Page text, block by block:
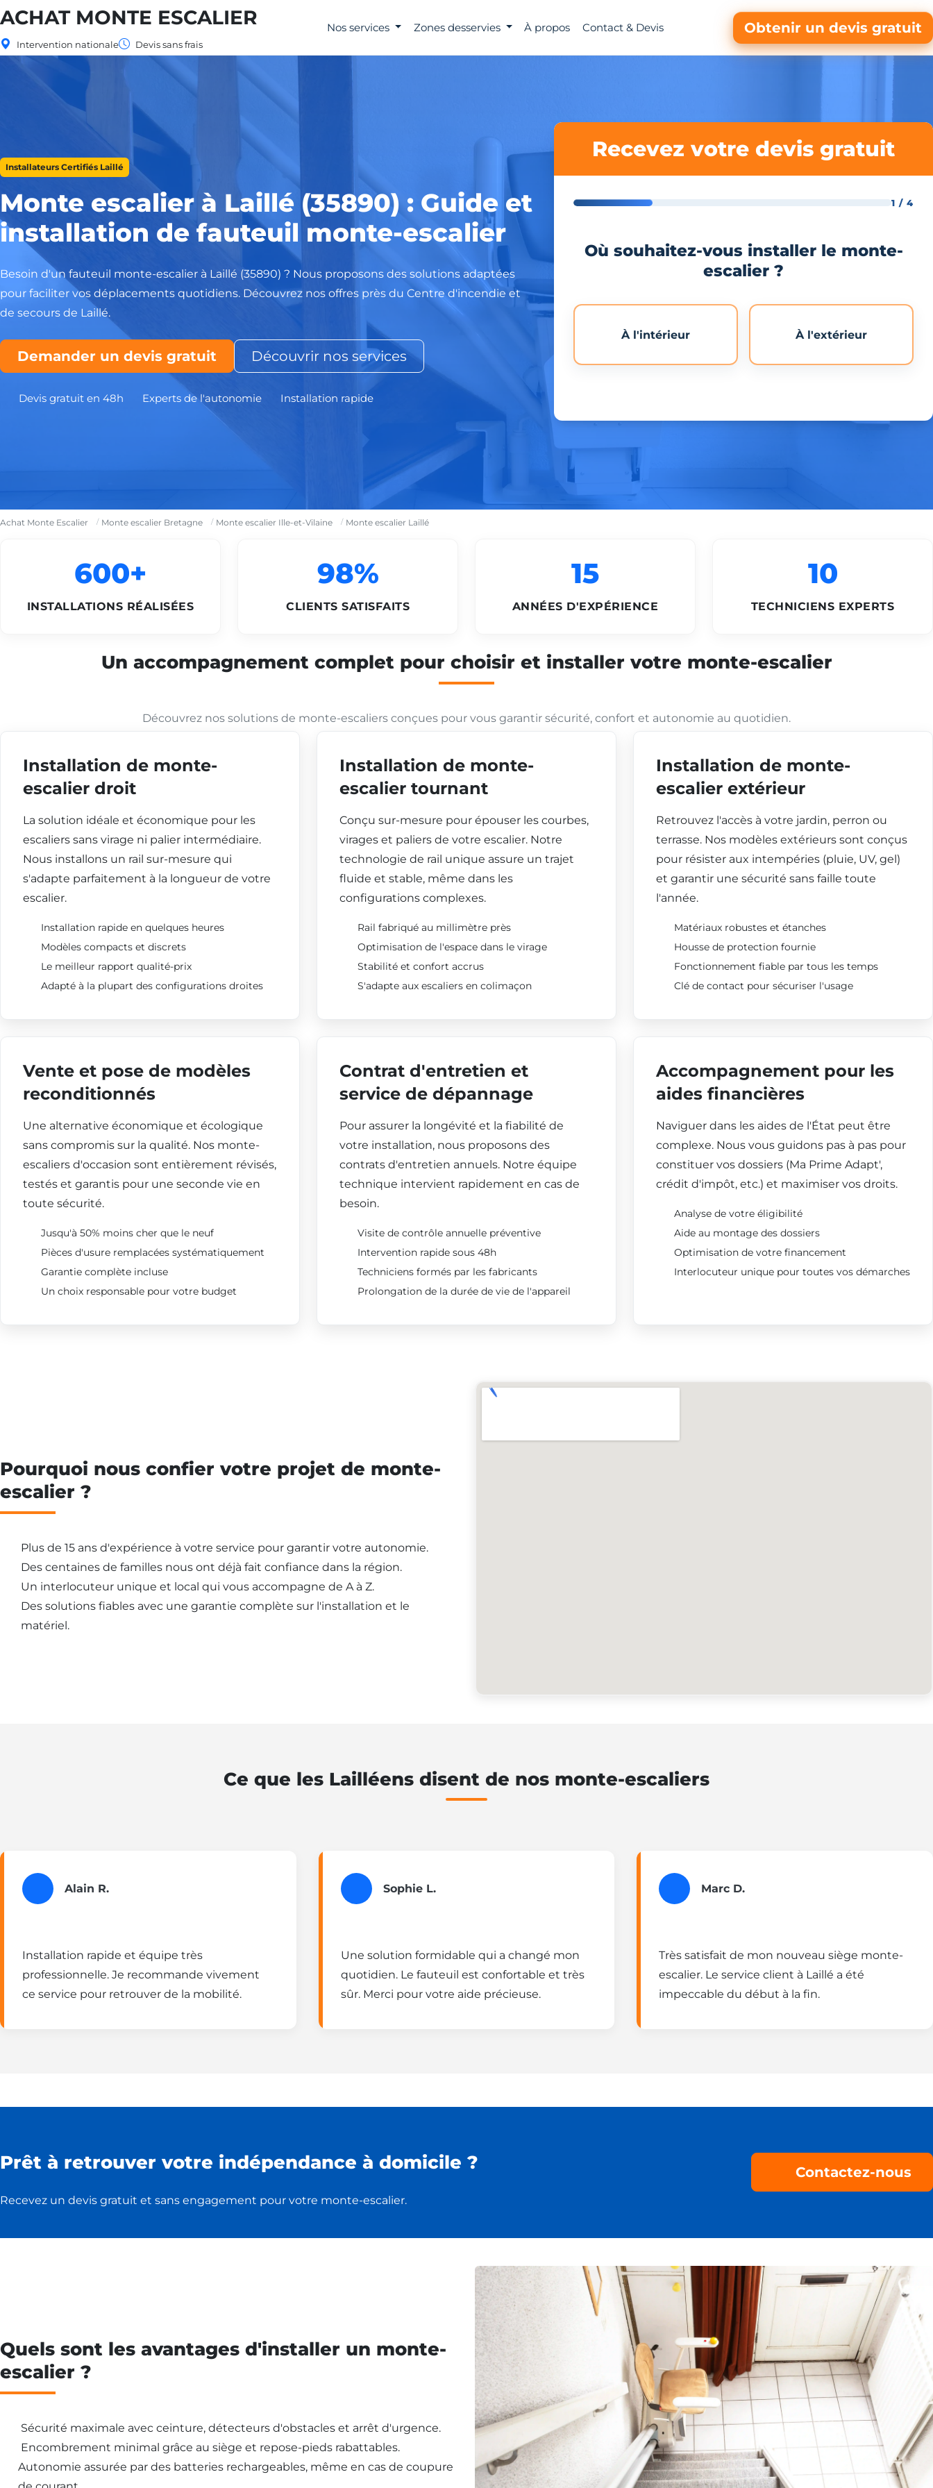
ACHAT MONTE ESCALIER
Intervention nationale Devis sans frais
Nos services Zones desservies À propos Contact & Devis Obtenir un devis gratuit
Installateurs Certifiés Laillé
Monte escalier à Laillé (35890) : Guide et
installation de fauteuil monte-escalier
Besoin d'un fauteuil monte-escalier à Laillé (35890) ? Nous proposons des solutions adaptées
pour faciliter vos déplacements quotidiens. Découvrez nos offres près du Centre d'incendie et
de secours de Laillé.
Demander un devis gratuit Découvrir nos services
Devis gratuit en 48h Experts de l'autonomie Installation rapide
Recevez votre devis gratuit
1 / 4
Où souhaitez-vous installer le monte-
escalier ?
À l'intérieur À l'extérieur
Achat Monte Escalier Monte escalier Bretagne Monte escalier Ille-et-Vilaine Monte escalier Laillé
600+
INSTALLATIONS RÉALISÉES
98%
CLIENTS SATISFAITS
15
ANNÉES D'EXPÉRIENCE
10
TECHNICIENS EXPERTS
Un accompagnement complet pour choisir et installer votre monte-escalier
Découvrez nos solutions de monte-escaliers conçues pour vous garantir sécurité, confort et autonomie au quotidien.
Installation de monte-
escalier droit
La solution idéale et économique pour les
escaliers sans virage ni palier intermédiaire.
Nous installons un rail sur-mesure qui
s'adapte parfaitement à la longueur de votre
escalier.
Installation rapide en quelques heures
Modèles compacts et discrets
Le meilleur rapport qualité-prix
Adapté à la plupart des configurations droites
Installation de monte-
escalier tournant
Conçu sur-mesure pour épouser les courbes,
virages et paliers de votre escalier. Notre
technologie de rail unique assure un trajet
fluide et stable, même dans les
configurations complexes.
Rail fabriqué au millimètre près
Optimisation de l'espace dans le virage
Stabilité et confort accrus
S'adapte aux escaliers en colimaçon
Installation de monte-
escalier extérieur
Retrouvez l'accès à votre jardin, perron ou
terrasse. Nos modèles extérieurs sont conçus
pour résister aux intempéries (pluie, UV, gel)
et garantir une sécurité sans faille toute
l'année.
Matériaux robustes et étanches
Housse de protection fournie
Fonctionnement fiable par tous les temps
Clé de contact pour sécuriser l'usage
Vente et pose de modèles
reconditionnés
Une alternative économique et écologique
sans compromis sur la qualité. Nos monte-
escaliers d'occasion sont entièrement révisés,
testés et garantis pour une seconde vie en
toute sécurité.
Jusqu'à 50% moins cher que le neuf
Pièces d'usure remplacées systématiquement
Garantie complète incluse
Un choix responsable pour votre budget
Contrat d'entretien et
service de dépannage
Pour assurer la longévité et la fiabilité de
votre installation, nous proposons des
contrats d'entretien annuels. Notre équipe
technique intervient rapidement en cas de
besoin.
Visite de contrôle annuelle préventive
Intervention rapide sous 48h
Techniciens formés par les fabricants
Prolongation de la durée de vie de l'appareil
Accompagnement pour les
aides financières
Naviguer dans les aides de l'État peut être
complexe. Nous vous guidons pas à pas pour
constituer vos dossiers (Ma Prime Adapt',
crédit d'impôt, etc.) et maximiser vos droits.
Analyse de votre éligibilité
Aide au montage des dossiers
Optimisation de votre financement
Interlocuteur unique pour toutes vos démarches
Pourquoi nous confier votre projet de monte-
escalier ?
Plus de 15 ans d'expérience à votre service pour garantir votre autonomie.
Des centaines de familles nous ont déjà fait confiance dans la région.
Un interlocuteur unique et local qui vous accompagne de A à Z.
Des solutions fiables avec une garantie complète sur l'installation et le
matériel.
Ce que les Lailléens disent de nos monte-escaliers
Alain R.
Installation rapide et équipe très
professionnelle. Je recommande vivement
ce service pour retrouver de la mobilité.
Sophie L.
Une solution formidable qui a changé mon
quotidien. Le fauteuil est confortable et très
sûr. Merci pour votre aide précieuse.
Marc D.
Très satisfait de mon nouveau siège monte-
escalier. Le service client à Laillé a été
impeccable du début à la fin.
Prêt à retrouver votre indépendance à domicile ?
Recevez un devis gratuit et sans engagement pour votre monte-escalier.
Contactez-nous
Quels sont les avantages d'installer un monte-
escalier ?
Sécurité maximale avec ceinture, détecteurs d'obstacles et arrêt d'urgence.
Encombrement minimal grâce au siège et repose-pieds rabattables.
Autonomie assurée par des batteries rechargeables, même en cas de coupure